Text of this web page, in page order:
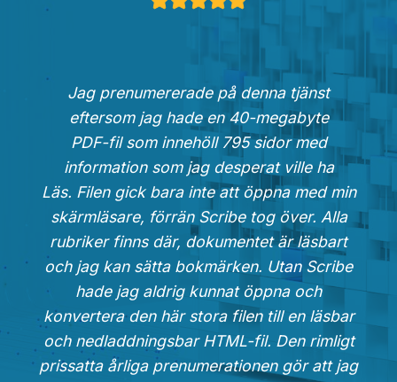
Jag prenumererade på denna tjänst
eftersom jag hade en 40-megabyte
PDF-fil som innehöll 795 sidor med
information som jag desperat ville ha
Läs. Filen gick bara inte att öppna med min
skärmläsare, förrän Scribe tog över. Alla
rubriker finns där, dokumentet är läsbart
och jag kan sätta bokmärken. Utan Scribe
hade jag aldrig kunnat öppna och
konvertera den här stora filen till en läsbar
och nedladdningsbar HTML-fil. Den rimligt
prissatta årliga prenumerationen gör att jag